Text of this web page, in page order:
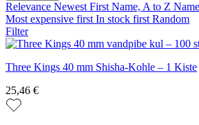
PRICE
Relevance Newest FirstName, A to Z
Most expensive firstIn stock firstRandom
Filter
Three Kings 40 mm Shisha-Kohle – 1 Kiste
25,46 €